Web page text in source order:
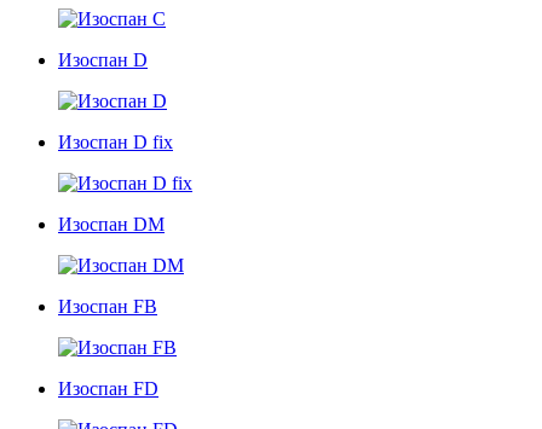
Изоспан D
Изоспан D fix
Изоспан DM
Изоспан FВ
Изоспан FD